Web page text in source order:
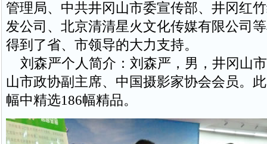
管理局、中共井冈山市委宣传部、井冈红
发公司、北京清清星火文化传媒有限公司
得到了省、市领导的大力支持。
刘森严个人简介：刘森严，男，井冈山
山市政协副主席、中国摄影家协会会员。
幅中精选186幅精品。